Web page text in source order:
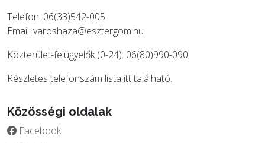
Telefon: 06(33)542-005
Email: varoshaza@esztergom.hu
Közterület-felügyelők (0-24): 06(80)990-090
Részletes telefonszám lista itttalálható.
Közösségi oldalak
Facebook